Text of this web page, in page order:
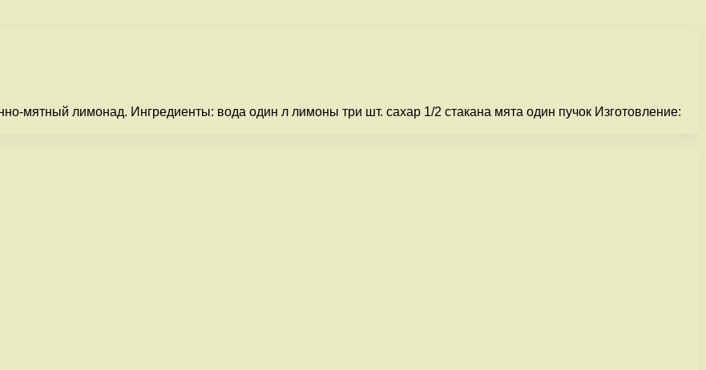
мятный лимонад. Ингредиенты: вода один л лимоны три шт. сахар 1/2 стакана мята один пучок Изготовление: